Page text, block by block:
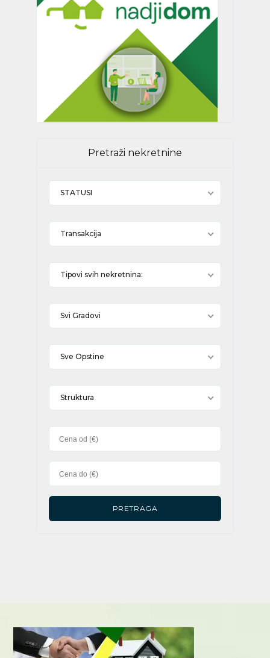
Pretraži nekretnine
STATUSI
Transakcija
Tipovi svih nekretnina:
Svi Gradovi
Sve Opstine
Struktura